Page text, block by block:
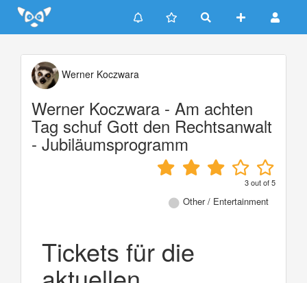
Update cookies preferences
Werner Koczwara
Werner Koczwara - Am achten
Tag schuf Gott den Rechtsanwalt
- Jubiläumsprogramm
3out of5
Other / Entertainment
Tickets für die